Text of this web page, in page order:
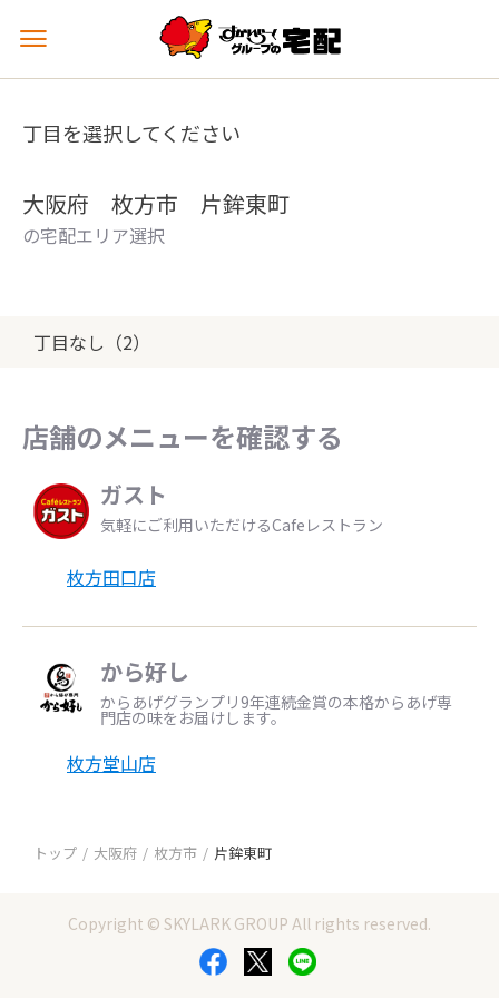
メ
ュ
を
丁目を選択してください
大阪府 枚方市 片鉾東町
の宅配エリア選択
丁目なし（2）
店舗のメニューを確認する
ガスト
気軽にご利用いただけるCafeレストラン
枚方田口店
から好し
からあげグランプリ9年連続金賞の本格からあげ専
門店の味をお届けします。
枚方堂山店
トップ 大阪府 枚方市 片鉾東町
Copyright © SKYLARK GROUP All rights reserved.